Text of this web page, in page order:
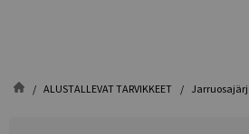
ALUSTALLEVAT TARVIKKEET